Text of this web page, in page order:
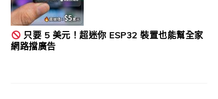
只要 5 美元！超迷你 ESP32 裝置也能幫全家
網路擋廣告